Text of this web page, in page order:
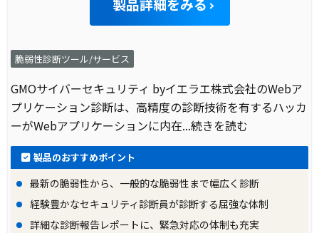
製品詳細をみる
脆弱性診断ツール/サービス
GMOサイバーセキュリティ byイエラエ株式会社のWebア
プリケーション診断は、高精度の診断技術を有するハッカ
ーがWebアプリケーションに内在...続きを読む
製品のおすすめポイント
最新の脆弱性から、一般的な脆弱性まで幅広く診断
経験豊かなセキュリティ診断員が診断する屈強な体制
詳細な診断報告レポートに、緊急対応の体制も充実